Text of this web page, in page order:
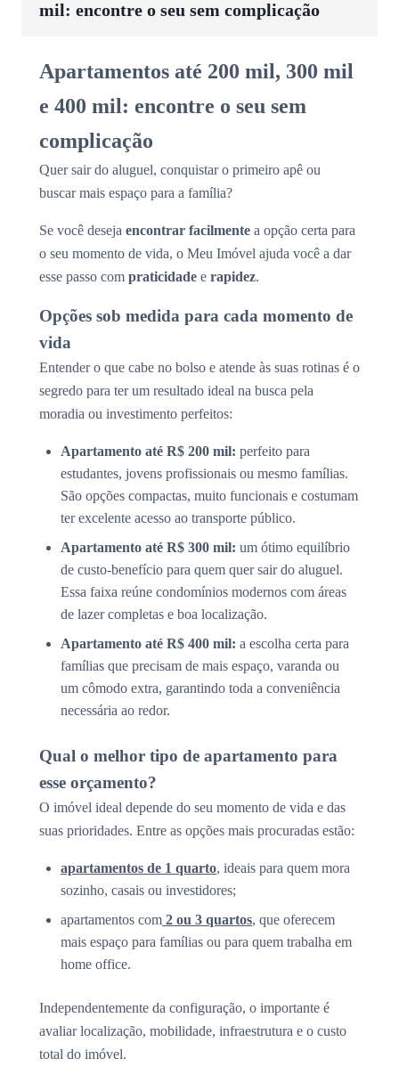
mil: encontre o seu sem complicação
Apartamentos até 200 mil, 300 mil
e 400 mil: encontre o seu sem
complicação
Quer sair do aluguel, conquistar o primeiro apê ou
buscar mais espaço para a família?
Se você deseja encontrar facilmente a opção certa para
o seu momento de vida, o Meu Imóvel ajuda você a dar
esse passo com praticidade e rapidez.
Opções sob medida para cada momento de
vida
Entender o que cabe no bolso e atende às suas rotinas é o
segredo para ter um resultado ideal na busca pela
moradia ou investimento perfeitos:
Apartamento até R$ 200 mil: perfeito para
estudantes, jovens profissionais ou mesmo famílias.
São opções compactas, muito funcionais e costumam
ter excelente acesso ao transporte público.
Apartamento até R$ 300 mil: um ótimo equilíbrio
de custo-benefício para quem quer sair do aluguel.
Essa faixa reúne condomínios modernos com áreas
de lazer completas e boa localização.
Apartamento até R$ 400 mil: a escolha certa para
famílias que precisam de mais espaço, varanda ou
um cômodo extra, garantindo toda a conveniência
necessária ao redor.
Qual o melhor tipo de apartamento para
esse orçamento?
O imóvel ideal depende do seu momento de vida e das
suas prioridades. Entre as opções mais procuradas estão:
apartamentos de 1 quarto, ideais para quem mora
sozinho, casais ou investidores;
apartamentos com 2 ou 3 quartos, que oferecem
mais espaço para famílias ou para quem trabalha em
home office.
Independentemente da configuração, o importante é
avaliar localização, mobilidade, infraestrutura e o custo
total do imóvel.